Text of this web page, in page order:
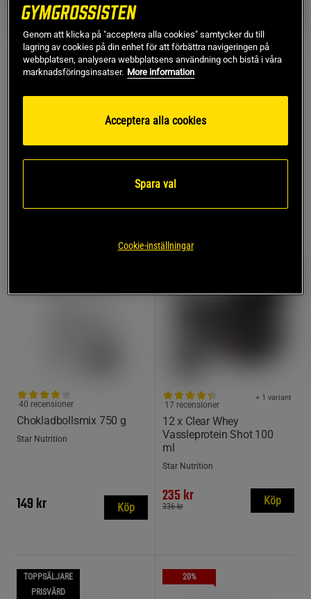
15 x Protein Milkshake
+ 2 varianter
64 recensioner
264 kr
330 kr
Strong Performance
1 recensioner
782 kr Köp
Chokladbollsmix 750 g
40 recensioner
Star Nutrition
149 kr Köp
12 x Clear Whey
Vassleprotein Shot 100
ml
+ 1 variant
17 recensioner
Star Nutrition
235 kr
336 kr Köp
TOPPSÄLJARE
PRISVÄRD
20%
Genom att klicka på "acceptera alla cookies" samtycker du till
lagring av cookies på din enhet för att förbättra navigeringen på
webbplatsen, analysera webbplatsens användning och bistå i våra
marknadsföringsinsatser. More information
Acceptera alla cookies
Spara val
Cookie-inställningar